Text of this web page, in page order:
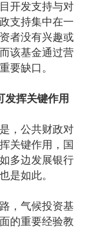
开发支持与对
支持集中在一
者没有兴趣或
该基金通过营
要缺口。
发挥关键作用
，公共财政对
关键作用，国
多边发展银行
是如此。
，气候投资基
的重要经验教